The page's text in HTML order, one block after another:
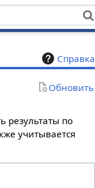
Справка
Обновить
результаты по
учитывается